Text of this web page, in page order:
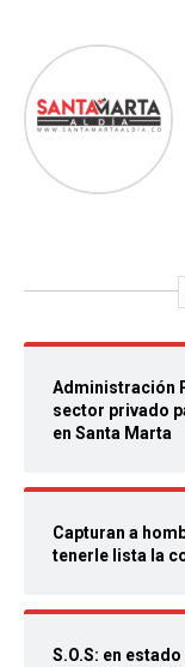
Administración
sector privado
en Santa Marta
Capturan a
tenerle lista la
S.O.S: en